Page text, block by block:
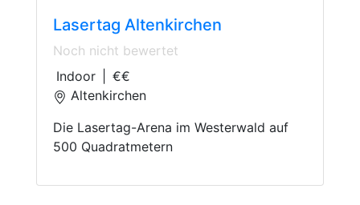
Lasertag Altenkirchen
Noch nicht bewertet
Indoor
€€
Altenkirchen
Die Lasertag-Arena im Westerwald auf
500 Quadratmetern